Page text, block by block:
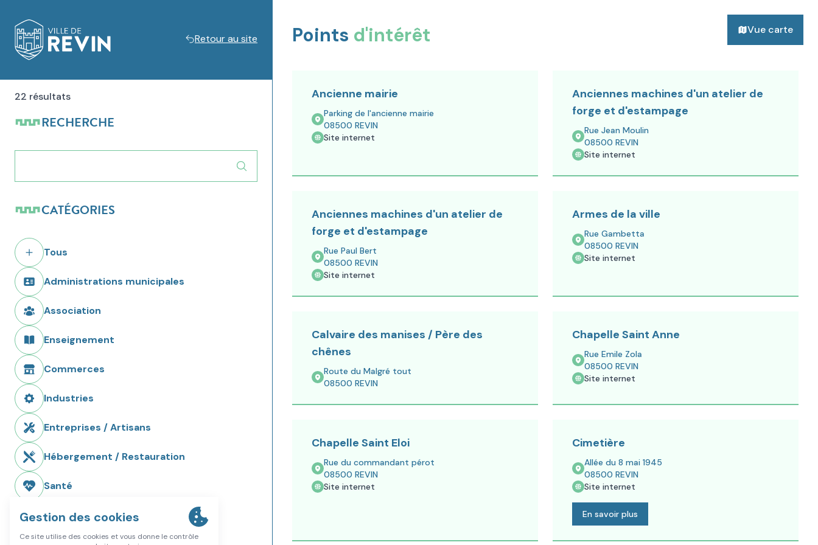
Retour au site
22 résultats
RECHERCHE
CATÉGORIES
Tous
Administrations municipales
Association
Enseignement
Commerces
Industries
Entreprises / Artisans
Hébergement / Restauration
Santé
Services / Formations
Vue carte
Points d'intérêt
Ancienne mairie
Parking de l'ancienne mairie
08500 REVIN
Site internet
Anciennes machines d'un atelier de
forge et d'estampage
Rue Jean Moulin
08500 REVIN
Site internet
Anciennes machines d'un atelier de
forge et d'estampage
Rue Paul Bert
08500 REVIN
Site internet
Armes de la ville
Rue Gambetta
08500 REVIN
Site internet
Calvaire des manises / Père des
chênes
Route du Malgré tout
08500 REVIN
Chapelle Saint Anne
Rue Emile Zola
08500 REVIN
Site internet
Chapelle Saint Eloi
Rue du commandant pérot
08500 REVIN
Site internet
Cimetière
Allée du 8 mai 1945
08500 REVIN
Site internet
En savoir plus